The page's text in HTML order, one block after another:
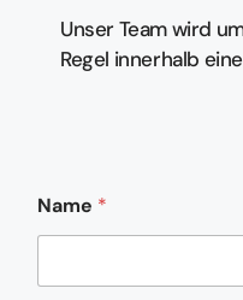
Unser Team wird
Regel innerhalb
o
m
e
Name *